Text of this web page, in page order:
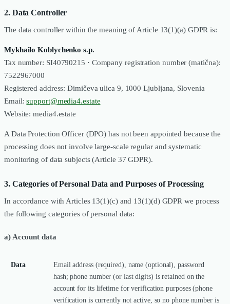
2. Data Controller
The data controller within the meaning of Article 13(1)(a) GDPR is:
Mykhailo Koblychenko s.p.
Tax number: SI40790215 · Company registration number (matična):
7522967000
Registered address: Dimičeva ulica 9, 1000 Ljubljana, Slovenia
Email: support@media4.estate
Website: media4.estate
A Data Protection Officer (DPO) has not been appointed because the
processing does not involve large-scale regular and systematic
monitoring of data subjects (Article 37 GDPR).
3. Categories of Personal Data and Purposes of Processing
In accordance with Articles 13(1)(c) and 13(1)(d) GDPR we process
the following categories of personal data:
a) Account data
Data
Email address (required), name (optional), password
hash; phone number (or last digits) is retained on the
account for its lifetime for verification purposes (phone
verification is currently not active, so no phone number is